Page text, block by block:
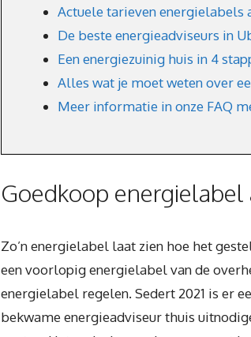
Actuele tarieven energielabels
De beste energieadviseurs in
Een energiezuinig huis in 4
Alles wat je moet weten over
Meer informatie in onze FAQ
Goedkoop
Zo’n energielabel laat zien hoe het
een voorlopig energielabel van de
energielabel regelen. Sedert 2021 is er
bekwame energieadviseur thuis